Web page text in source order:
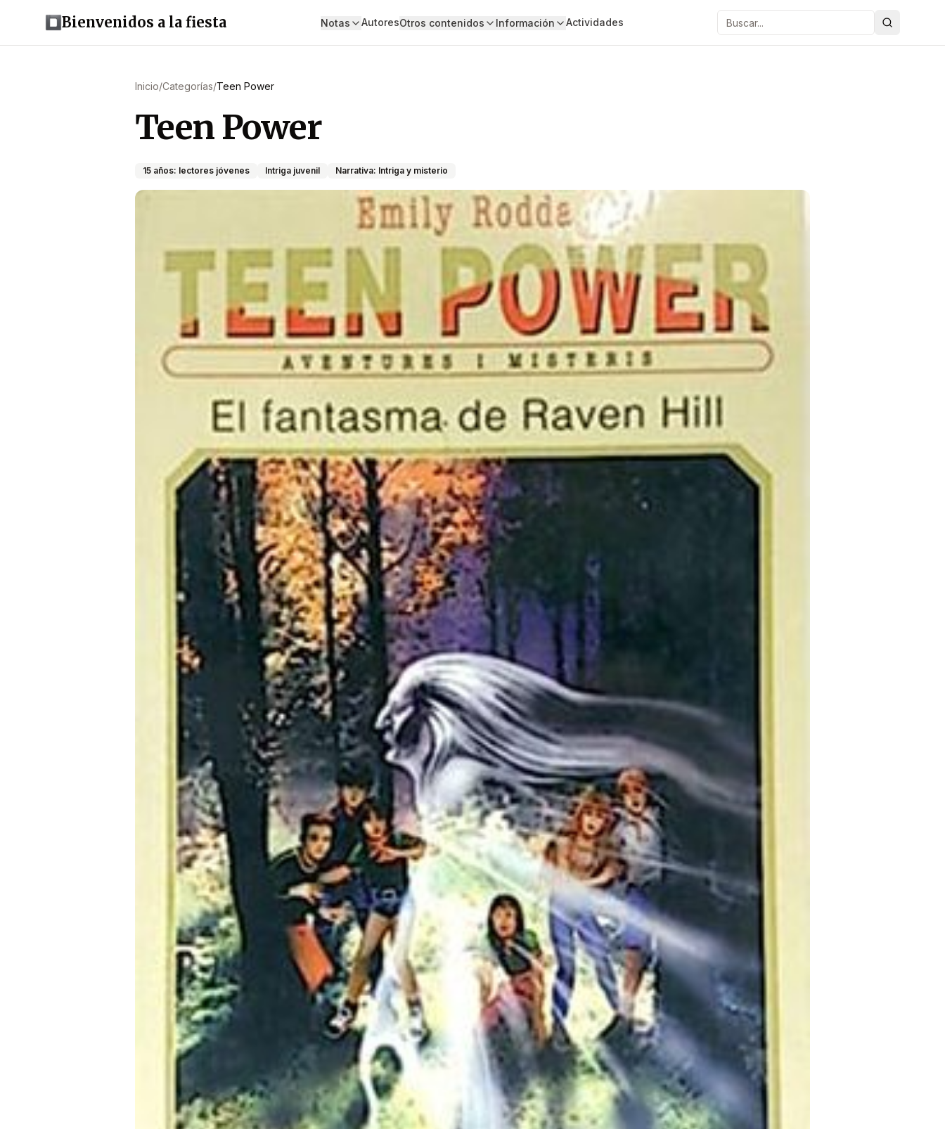
Bienvenidos a la fiesta Notas AutoresOtros contenidos Información Actividades Buscar
Inicio/Categorías/Teen Power
Teen Power
15 años: lectores jóvenes Intriga juvenil Narrativa: Intriga y misterio